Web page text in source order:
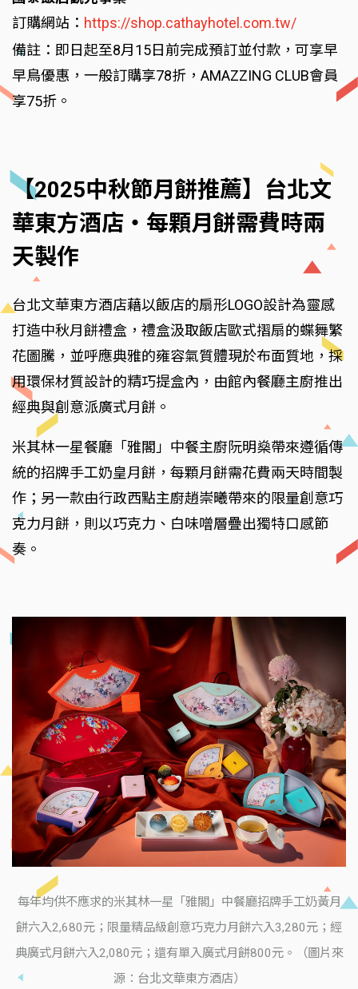
訂購網站： https://shop.cathayhotel.com.tw/
備註：即日起至8月15日前完成預訂並付款，可享早
早鳥優惠，一般訂購享78折，AMAZZING CLUB會員
享75折。
【2025中秋節月餅推薦】台北文
華東方酒店‧每顆月餅需費時兩
天製作
台北文華東方酒店藉以飯店的扇形LOGO設計為靈感
打造中秋月餅禮盒，禮盒汲取飯店歐式摺扇的蝶舞繁
花圖騰，並呼應典雅的雍容氣質體現於布面質地，採
用環保材質設計的精巧提盒內，由館內餐廳主廚推出
經典與創意派廣式月餅。
米其林一星餐廳「雅閣」中餐主廚阮明燊帶來遵循傳
統的招牌手工奶皇月餅，每顆月餅需花費兩天時間製
作；另一款由行政西點主廚趙崇曦帶來的限量創意巧
克力月餅，則以巧克力、白味噌層疊出獨特口感節
奏。
每年均供不應求的米其林一星「雅閣」中餐廳招牌手工奶黃月
餅六入2,680元；限量精品級創意巧克力月餅六入3,280元；經
典廣式月餅六入2,080元；還有單入廣式月餅800元。（圖片來
源：台北文華東方酒店）